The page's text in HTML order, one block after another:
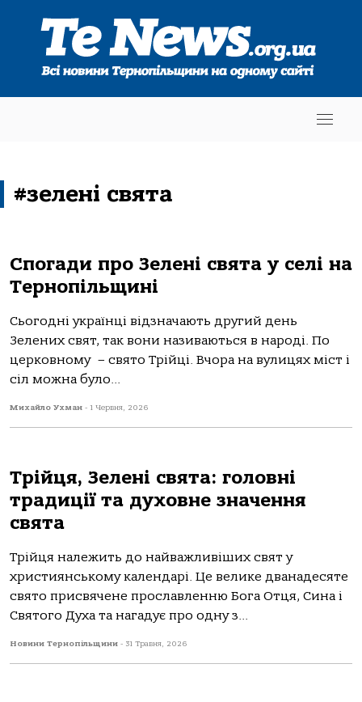
#зелені свята
Спогади про Зелені свята у селі на
Тернопільщині
Сьогодні українці відзначають другий день
Зелених свят, так вони називаються в народі. По
церковному – свято Трійці. Вчора на вулицях міст і
сіл можна було...
Михайло Ухман - 1 Червня, 2026
Трійця, Зелені свята: головні
традиції та духовне значення
свята
Трійця належить до найважливіших свят у
християнському календарі. Це велике дванадесяте
свято присвячене прославленню Бога Отця, Сина і
Святого Духа та нагадує про одну з...
Новини Тернопільщини - 31 Травня, 2026